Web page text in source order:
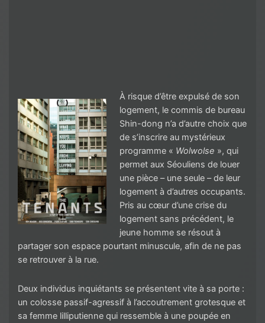
À risque d’être expulsé de son
logement, le commis de bureau
Shin-dong n’a d’autre choix que
de s’inscrire au mystérieux
programme « Wolwolse », qui
permet aux Séouliens de louer
une pièce – une seule – de leur
logement à d’autres occupants.
Pris au cœur d’une crise du
logement sans précédent, le
jeune homme se résout à
partager son espace pourtant minuscule, afin de ne pas
se retrouver à la rue.
Deux individus inquiétants se présentent vite à sa porte :
un colosse passif-agressif à l’accoutrement grotesque et
sa femme lilliputienne qui ressemble à une poupée en